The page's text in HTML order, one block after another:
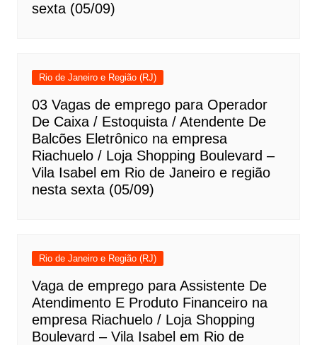
sexta (05/09)
Rio de Janeiro e Região (RJ)
03 Vagas de emprego para Operador
De Caixa / Estoquista / Atendente De
Balcões Eletrônico na empresa
Riachuelo / Loja Shopping Boulevard –
Vila Isabel em Rio de Janeiro e região
nesta sexta (05/09)
Rio de Janeiro e Região (RJ)
Vaga de emprego para Assistente De
Atendimento E Produto Financeiro na
empresa Riachuelo / Loja Shopping
Boulevard – Vila Isabel em Rio de